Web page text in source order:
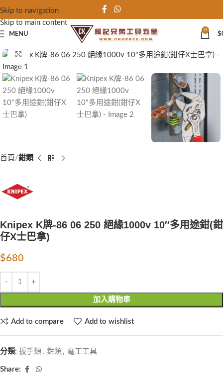
Skip to navigation
Skip to main content
MENU
0
$
Click to enlarge
首頁 鉗類
Knipex K牌-86 06 250 絕緣1000v 10″多用途鉗(鉗
仔X士巴拿)
$680
加入購物車
Add to compare Add to wishlist
分類: 扳手類 , 鉗類 , 電工工具
Share: